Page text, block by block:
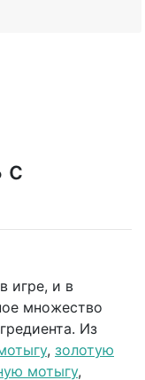
с
игре, и в
множество
Из
, золотую
мотыгу,